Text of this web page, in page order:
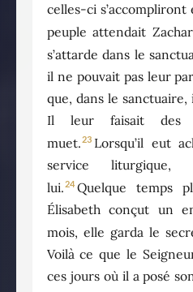
celles-ci
peuple attendait
s’attarde dans le
il ne pouvait pas leur
que, dans le
Il leur faisait des
muet.23 Lorsqu’il eut
service
lui.24 Quelque temps
Élisabeth conçut un
mois, elle garda le
Voilà ce que le
ces jours où il a posé